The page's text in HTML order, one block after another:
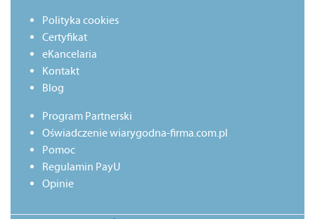
Polityka cookies
Certyfikat
eKancelaria
Kontakt
Blog
Program Partnerski
Oświadczenie wiarygodna-firma.com.pl
Pomoc
Regulamin PayU
Opinie